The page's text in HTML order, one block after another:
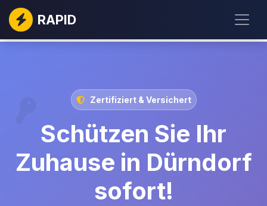
RAPID
Zertifiziert & Versichert
Schützen Sie Ihr
Zuhause in Dürndorf
sofort!